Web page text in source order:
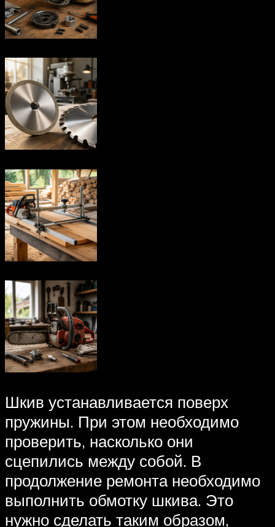
Шкив устанавливается поверх
пружины. При этом необходимо
проверить, насколько они
сцепились между собой. В
продолжение ремонта необходимо
выполнить обмотку шкива. Это
нужно сделать таким образом,